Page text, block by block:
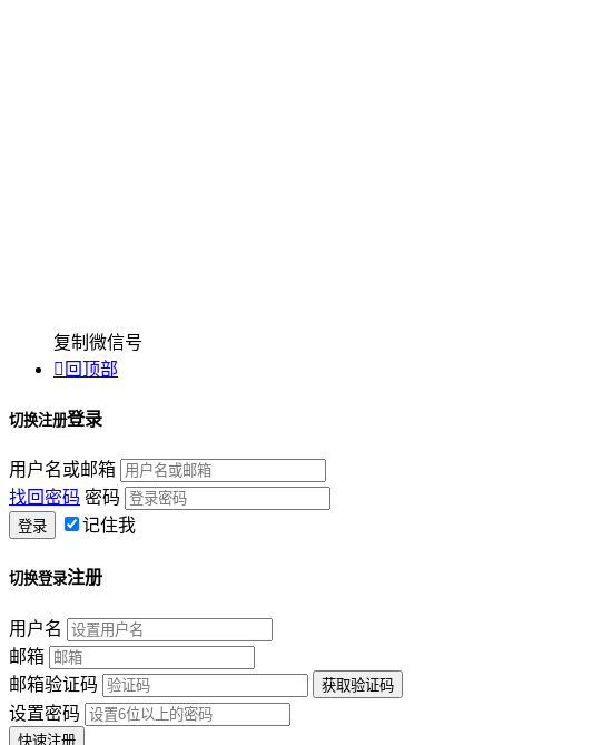
复制微信号
 回顶部
切换注册登录
用户名或邮箱
找回密码 密码
记住我
切换登录注册
用户名
邮箱
邮箱验证码
设置密码